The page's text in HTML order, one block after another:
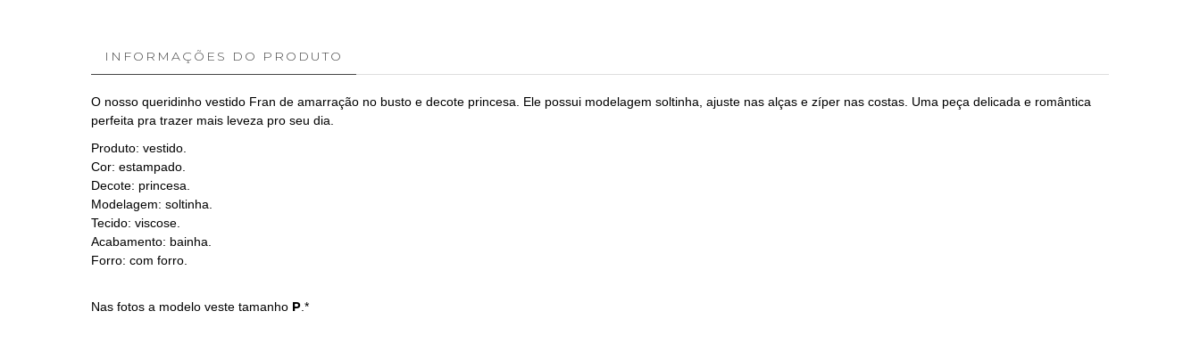
INFORMAÇÕES DO PRODUTO
O nosso queridinho vestido Fran de amarração no busto e decote princesa. Ele possui modelagem soltinha, ajuste nas alças e zíper nas costas. Uma peça delicada e romântica
perfeita pra trazer mais leveza pro seu dia.
Produto: vestido.
Cor: estampado.
Decote: princesa.
Modelagem: soltinha.
Tecido: viscose.
Acabamento: bainha.
Forro: com forro.
Nas fotos a modelo veste tamanho P .*